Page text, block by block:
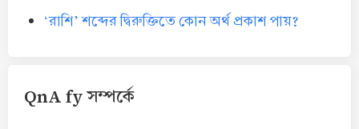
‘রাশি’ শব্দের দ্বিরুক্তিতে কোন অর্থ প্রকাশ পায়?
QnA fy সম্পর্কে